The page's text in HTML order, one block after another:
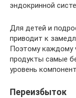
эндокринной
Для детей и
приводит к
Поэтому каждому
продукты самые
уровень
Переизбыток